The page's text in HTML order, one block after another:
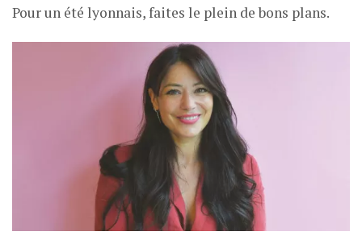
Pour un été lyonnais, faites le plein de bons plans.